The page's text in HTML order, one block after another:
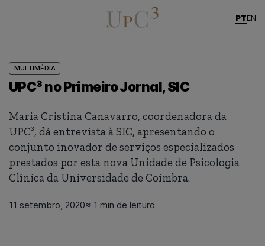
PTEN
MULTIMÉDIA
UPC³ no Primeiro Jornal, SIC
Maria Cristina Canavarro, coordenadora da
UPC³, dá entrevista à SIC, apresentando o
conjunto inovador de serviços especializados
prestados por esta nova Unidade de Psicologia
Clínica da Universidade de Coimbra.
11 setembro, 2020≈ 1 min de leitura